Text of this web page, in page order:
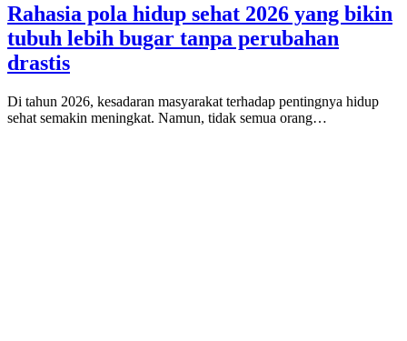
Rahasia pola hidup sehat 2026 yang bikin
tubuh lebih bugar tanpa perubahan
drastis
Di tahun 2026, kesadaran masyarakat terhadap pentingnya hidup
sehat semakin meningkat. Namun, tidak semua orang…